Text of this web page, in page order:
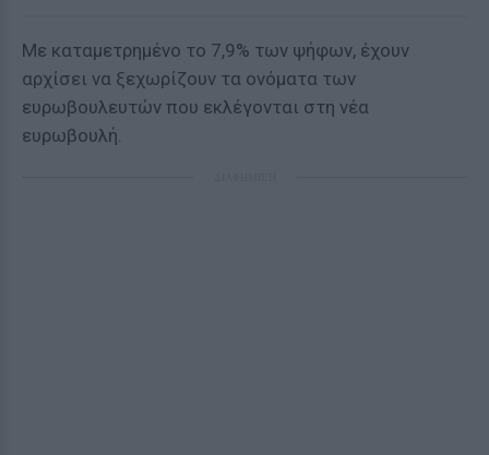
Με καταμετρημένο το 7,9% των ψήφων, έχουν
αρχίσει να ξεχωρίζουν τα ονόματα των
ευρωβουλευτών που εκλέγονται στη νέα
ευρωβουλή.